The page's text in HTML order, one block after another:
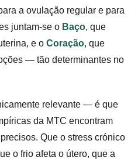
a ovulação regular e para
juntam-se o Baço, que
e o Coração, que
— tão determinantes no
relevante — é que
da MTC encontram
Que o stress crónico
o frio afeta o útero, que a